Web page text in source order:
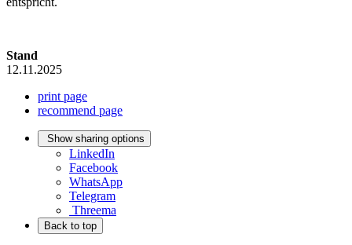
Stand
12.11.2025
print page
recommend page
Show sharing options
LinkedIn
Facebook
WhatsApp
Telegram
Threema
Back to top